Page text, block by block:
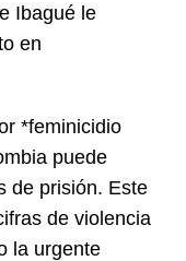
Ibagué le
en
*feminicidio
puede
de prisión. Este
de violencia
la urgente